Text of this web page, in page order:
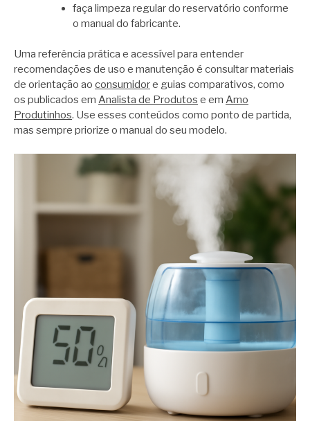
faça limpeza regular do reservatório conforme
o manual do fabricante.
Uma referência prática e acessível para entender
recomendações de uso e manutenção é consultar materiais
de orientação ao consumidore guias comparativos, como
os publicados em Analista de Produtos e em Amo
Produtinhos. Use esses conteúdos como ponto de partida,
mas sempre priorize o manual do seu modelo.